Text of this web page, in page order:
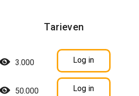
Tarieven
3.000 Log in
50.000 Log in